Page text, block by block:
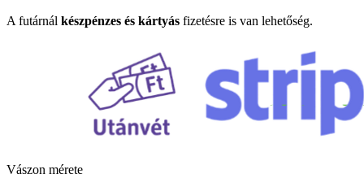
A futárnál készpénzes és kártyás fizetésre is van lehetőség.
Vászon mérete